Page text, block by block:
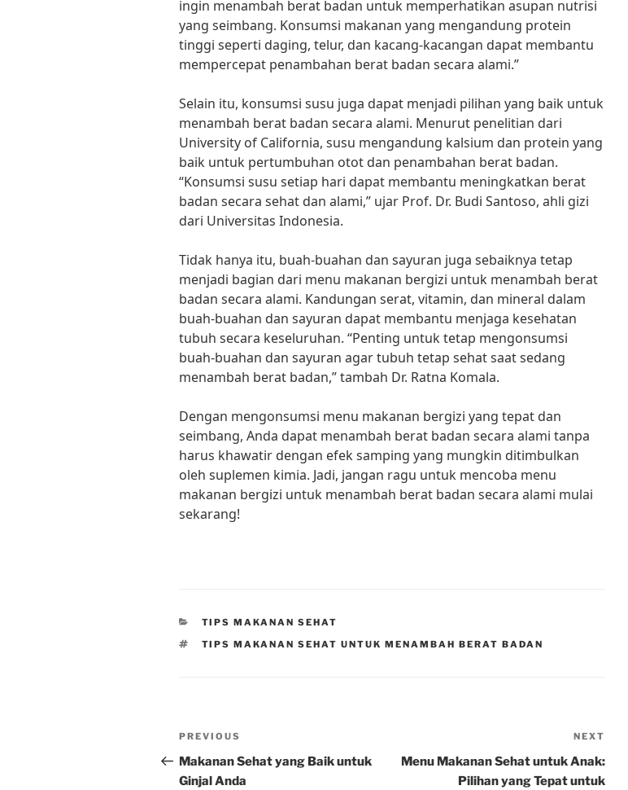
ingin menambah berat badan untuk memperhatikan asupan nutrisi
yang seimbang. Konsumsi makanan yang mengandung protein
tinggi seperti daging, telur, dan kacang-kacangan dapat membantu
mempercepat penambahan berat badan secara alami.”
Selain itu, konsumsi susu juga dapat menjadi pilihan yang baik untuk
menambah berat badan secara alami. Menurut penelitian dari
University of California, susu mengandung kalsium dan protein yang
baik untuk pertumbuhan otot dan penambahan berat badan.
“Konsumsi susu setiap hari dapat membantu meningkatkan berat
badan secara sehat dan alami,” ujar Prof. Dr. Budi Santoso, ahli gizi
dari Universitas Indonesia.
Tidak hanya itu, buah-buahan dan sayuran juga sebaiknya tetap
menjadi bagian dari menu makanan bergizi untuk menambah berat
badan secara alami. Kandungan serat, vitamin, dan mineral dalam
buah-buahan dan sayuran dapat membantu menjaga kesehatan
tubuh secara keseluruhan. “Penting untuk tetap mengonsumsi
buah-buahan dan sayuran agar tubuh tetap sehat saat sedang
menambah berat badan,” tambah Dr. Ratna Komala.
Dengan mengonsumsi menu makanan bergizi yang tepat dan
seimbang, Anda dapat menambah berat badan secara alami tanpa
harus khawatir dengan efek samping yang mungkin ditimbulkan
oleh suplemen kimia. Jadi, jangan ragu untuk mencoba menu
makanan bergizi untuk menambah berat badan secara alami mulai
sekarang!
CATEGORIES
TIPS MAKANAN SEHAT
TAGS
TIPS MAKANAN SEHAT UNTUK MENAMBAH BERAT BADAN
Post
navigation
Previous
Post
PREVIOUS
Makanan Sehat yang Baik untuk
Ginjal Anda
Post
NEXT
Menu Makanan Sehat untuk Anak:
Pilihan yang Tepat untuk